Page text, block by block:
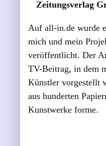
Zeitungsverlag
Auf all-in.de wurde
mich und mein
veröffentlicht. Der
TV-Beitrag, in dem
Künstler vorgestellt
aus hunderten
Kunstwerke forme.